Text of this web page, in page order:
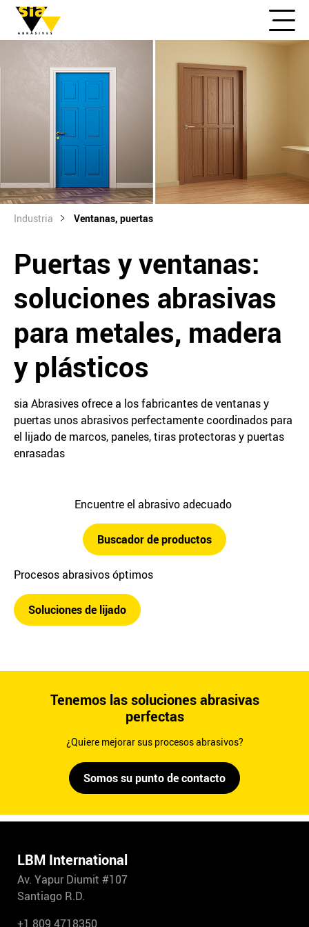
Industria Ventanas, puertas
Puertas y ventanas:
soluciones abrasivas
para metales, madera
y plásticos
sia Abrasives ofrece a los fabricantes de ventanas y
puertas unos abrasivos perfectamente coordinados para
el lijado de marcos, paneles, tiras protectoras y puertas
enrasadas
Encuentre el abrasivo adecuado
Buscador de productos
Procesos abrasivos óptimos
Soluciones de lijado
Tenemos las soluciones abrasivas
perfectas
¿Quiere mejorar sus procesos abrasivos?
Somos su punto de contacto
LBM International
Av. Yapur Diumit #107
Santiago R.D.
+1 809 4718350